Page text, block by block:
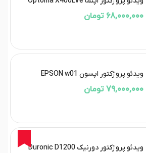
68,000,000 تومان
ویدئو پروژکتور اپسون EPSON w01
79,000,000 تومان
4%
ویدئو پروژکتور دورنیک Duronic D1200